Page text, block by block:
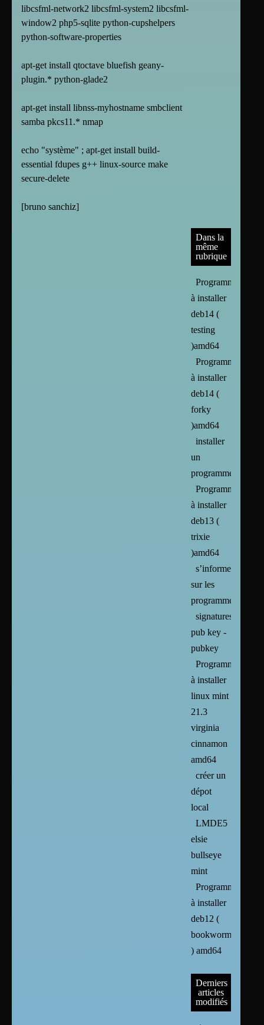
libcsfml-network2 libcsfml-system2 libcsfml-
window2 php5-sqlite python-cupshelpers
python-software-properties
apt-get install qtoctave bluefish geany-
plugin.* python-glade2
apt-get install libnss-myhostname smbclient
samba pkcs11.* nmap
echo "système" ; apt-get install build-
essential fdupes g++ linux-source make
secure-delete
[bruno sanchiz]
Dans la
même
rubrique
Programmes
à installer
deb14 (
testing
)amd64
Programmes
à installer
deb14 (
forky
)amd64
installer
un
programme
Programmes
à installer
deb13 (
trixie
)amd64
s’informer
sur les
programmes
signatures
pub key -
pubkey
Programmes
à installer
linux mint
21.3
virginia
cinnamon
amd64
créer un
dépot
local
LMDE5
elsie
bullseye
mint
Programmes
à installer
deb12 (
bookworm
) amd64
Derniers
articles
modifiés